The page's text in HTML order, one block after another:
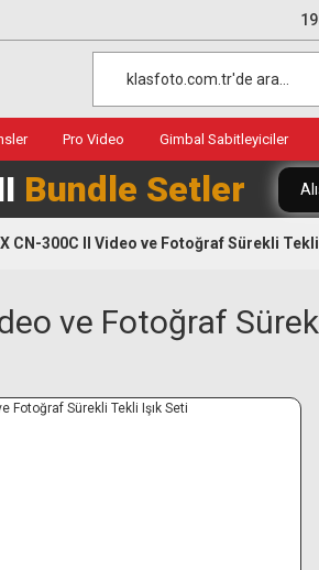
Pro Video Gimbal Sabitleyiciler
Bundle Setler
CN-300C II Video ve Fotoğraf Sürekli Tekli
ve Fotoğraf